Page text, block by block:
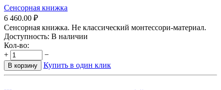
Сенсорная книжка
6 460.00 ₽
Сенсорная книжка. Не классический монтессори-материал.
Доступность: В наличии
Кол-во:
+
−
В корзину Купить в один клик